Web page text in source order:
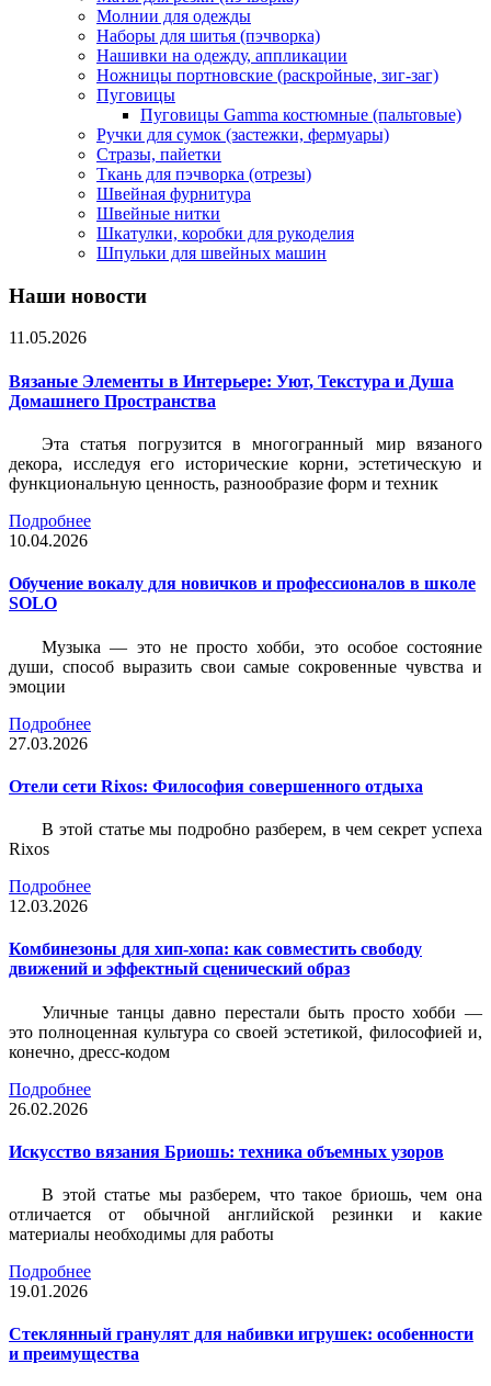
Молнии для одежды
Наборы для шитья (пэчворка)
Нашивки на одежду, аппликации
Ножницы портновские (раскройные, зиг-заг)
Пуговицы
Пуговицы Gamma костюмные (пальтовые)
Ручки для сумок (застежки, фермуары)
Стразы, пайетки
Ткань для пэчворка (отрезы)
Швейная фурнитура
Швейные нитки
Шкатулки, коробки для рукоделия
Шпульки для швейных машин
Наши новости
11.05.2026
Вязаные Элементы в Интерьере: Уют, Текстура и Душа
Домашнего Пространства
Эта статья погрузится в многогранный мир вязаного
декора, исследуя его исторические корни, эстетическую и
функциональную ценность, разнообразие форм и техник
Подробнее
10.04.2026
Обучение вокалу для новичков и профессионалов в школе
SOLO
Музыка — это не просто хобби, это особое состояние
души, способ выразить свои самые сокровенные чувства и
эмоции
Подробнее
27.03.2026
Отели сети Rixos: Философия совершенного отдыха
В этой статье мы подробно разберем, в чем секрет успеха
Rixos
Подробнее
12.03.2026
Комбинезоны для хип-хопа: как совместить свободу
движений и эффектный сценический образ
Уличные танцы давно перестали быть просто хобби —
это полноценная культура со своей эстетикой, философией и,
конечно, дресс-кодом
Подробнее
26.02.2026
Искусство вязания Бриошь: техника объемных узоров
В этой статье мы разберем, что такое бриошь, чем она
отличается от обычной английской резинки и какие
материалы необходимы для работы
Подробнее
19.01.2026
Стеклянный гранулят для набивки игрушек: особенности
и преимущества